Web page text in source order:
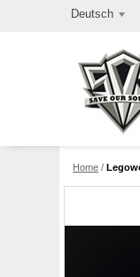
Deutsch
Home /